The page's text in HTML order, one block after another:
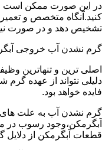
در این صورت ممکن است
کنید.آنگاه متخصص و
تشخیص دهد و در صورت
گرم نشدن آب خروجی
اصلی ترین و تنهاترین
دلیلی نتواند از عهده
فایده خواهد بود.
گرم نشدن آب به علت های
آبگرمکن،وجود رسوب در
قطعات آبگرمکن از